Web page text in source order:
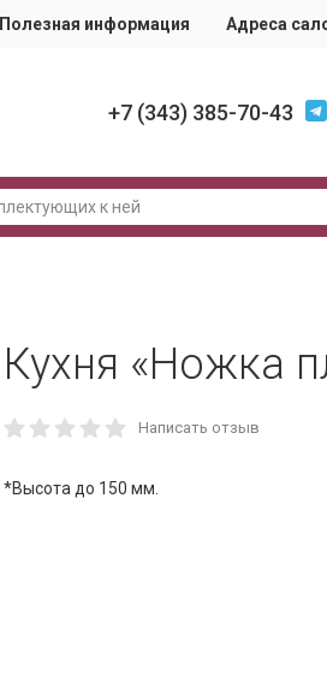
Полезная информация Адреса
+7 (343) 385-70-43
Кухня «Ножка
Написать отзыв
*Высота до 150 мм.